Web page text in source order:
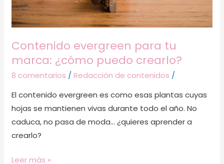
Contenido evergreen para tu
marca: ¿cómo puedo crearlo?
8 comentarios /Redacción de contenidos /
El contenido evergreen es como esas plantas cuyas
hojas se mantienen vivas durante todo el año. No
caduca, no pasa de moda… ¿quieres aprender a
crearlo?
Leer más »